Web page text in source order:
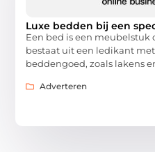
Luxe bedden bij een
Een bed is een meubelstuk
bestaat uit een ledikant
beddengoed, zoals lakens
Adverteren